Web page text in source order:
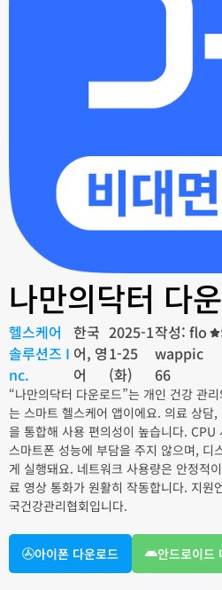
나만의닥터 다
헬스케어
솔루션즈 I
nc.
한국
어, 영
어
2025-1
1-25
(화)
작성: flo
wappic
66
“나만의닥터 다운로드”는 개인 건강 관
는 스마트 헬스케어 앱이에요. 의료 상담
을 통합해 사용 편의성이 높습니다.
스마트폰 성능에 부담을 주지 않으며, 디
게 실행돼요. 네트워크 사용량은 안정적
료 영상 통화가 원활히 작동합니다. 지원
국건강관리협회입니다.
아이폰 다운로드 안드로이드